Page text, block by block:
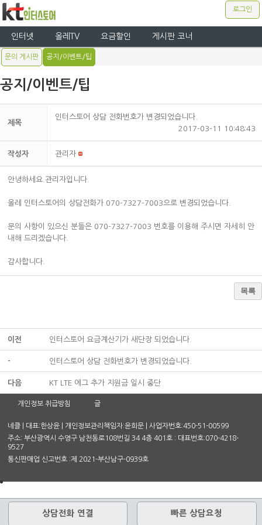
로그인
인터넷 올레TV 요금할인 게시판 코너
문의 게시판 공지/이벤트/팁
공지/이벤트/팁
제목
인터스토어 상담 전화번호가 변경되었습니다.
2017-03-11 10:48:43
작성자 관리자
안녕하세요.관리자입니다.
올레 인터스토어의 상담전화가 070-7327-7003으로 변경되었습니다.
문의 사항이 있으신 분들은 070-7327-7003 번호를 이용해 주시면 자세히 안
내해 드리겠습니다.
감사합니다.
목록
이전 인터스토어 요금계산기가 새단장 되었습니다.
- 인터스토어 상담 전화번호가 변경되었습니다.
다음 KT LTE 에그 추가 지원금 일시 중단
개인정보 취급방침 글
네클 | 대표:한상윤 | 개인정보관리책임자:윤희문 | 사업자번호:450-51-00599
주소: 부산광역시 수영구 남천동로108번길 34 4층 401호 : 대표번호:070-4218-
9527
통신판매업 신고번호 :제 2021-부산남구-0939호
상담전화 연결 빠른 상담요청